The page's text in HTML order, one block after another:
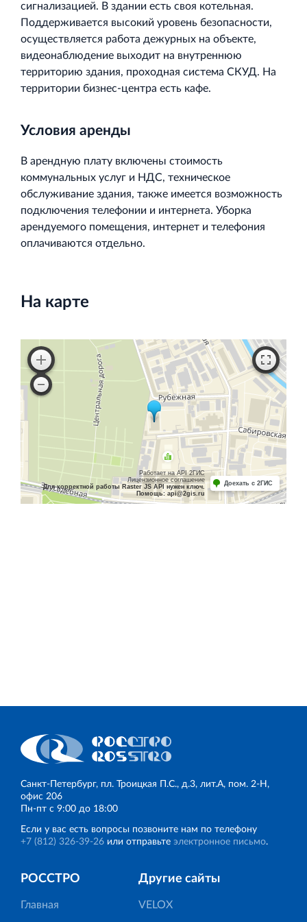
сигнализацией. В здании есть своя котельная.
Поддерживается высокий уровень безопасности,
осуществляется работа дежурных на объекте,
видеонаблюдение выходит на внутреннюю
территорию здания, проходная система СКУД. На
территории бизнес-центра есть кафе.
Условия аренды
В арендную плату включены стоимость
коммунальных услуг и НДС, техническое
обслуживание здания, также имеется возможность
подключения телефонии и интернета. Уборка
арендуемого помещения, интернет и телефония
оплачиваются отдельно.
На карте
Работает на API 2ГИС
Лицензионное соглашение
Для корректной работы Raster JS API нужен ключ.
Помощь: api@2gis.ru
Доехать с 2ГИС
Санкт‐Петербург, пл. Троицкая П.С., д.3, лит.А, пом. 2-Н,
офис 206
Пн‐пт с 9:00 до 18:00
Если у вас есть вопросы позвоните нам по телефону
+7 (812) 326‐39‐26 или отправьте электронное письмо.
РОССТРО
Главная
Другие сайты
VELOX